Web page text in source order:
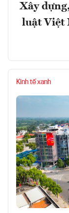
Xây
luật Việt
Kinh tế xanh